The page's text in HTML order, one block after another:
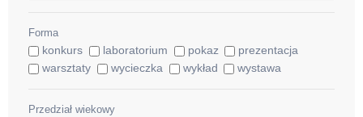
Forma
konkurs laboratorium pokaz
prezentacja
warsztaty
wycieczka wykład wystawa
Przedział wiekowy